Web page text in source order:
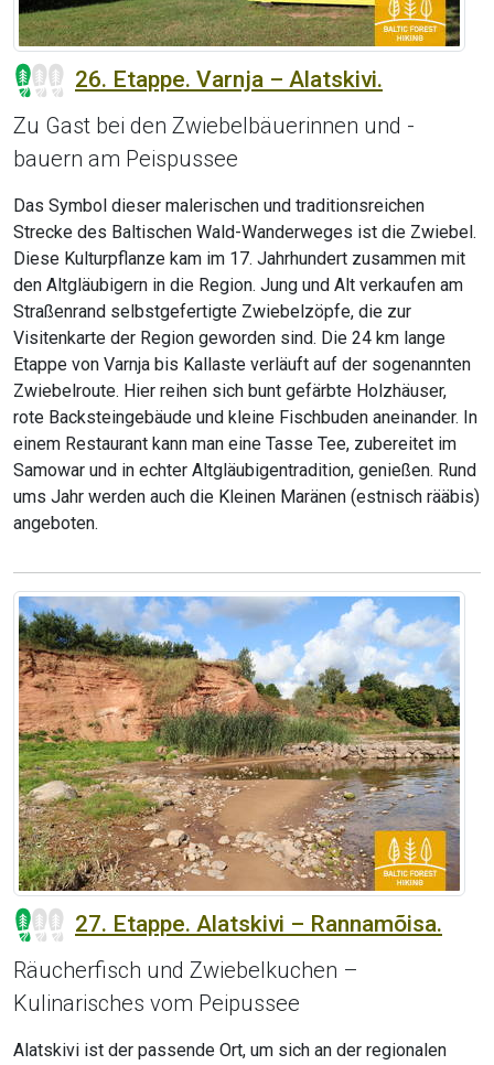
26. Etappe. Varnja – Alatskivi.
Zu Gast bei den Zwiebelbäuerinnen und -
bauern am Peispussee
Das Symbol dieser malerischen und traditionsreichen
Strecke des Baltischen Wald-Wanderweges ist die Zwiebel.
Diese Kulturpflanze kam im 17. Jahrhundert zusammen mit
den Altgläubigern in die Region. Jung und Alt verkaufen am
Straßenrand selbstgefertigte Zwiebelzöpfe, die zur
Visitenkarte der Region geworden sind. Die 24 km lange
Etappe von Varnja bis Kallaste verläuft auf der sogenannten
Zwiebelroute. Hier reihen sich bunt gefärbte Holzhäuser,
rote Backsteingebäude und kleine Fischbuden aneinander. In
einem Restaurant kann man eine Tasse Tee, zubereitet im
Samowar und in echter Altgläubigentradition, genießen. Rund
ums Jahr werden auch die Kleinen Maränen (estnisch rääbis)
angeboten.
27. Etappe. Alatskivi – Rannamõisa.
Räucherfisch und Zwiebelkuchen –
Kulinarisches vom Peipussee
Alatskivi ist der passende Ort, um sich an der regionalen